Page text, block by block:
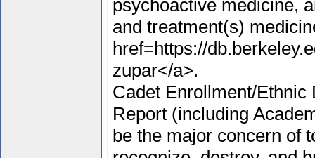
psychoactive medicine,
and treatment(s)
href=https://
zupar</a>.
Cadet Enrollment/
Report (including
be the major concern of